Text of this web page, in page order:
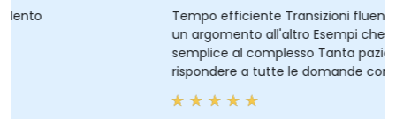
Tempo efficiente Transizioni fluenti e collegate da
un argomento all'altro Esempi che vanno dal
semplice al complesso Tanta pazienza nel
rispondere a tutte le domande con esempi
Conoscenza molto superiore alle aspettative Ci sono
così tante cose da apprezzare!